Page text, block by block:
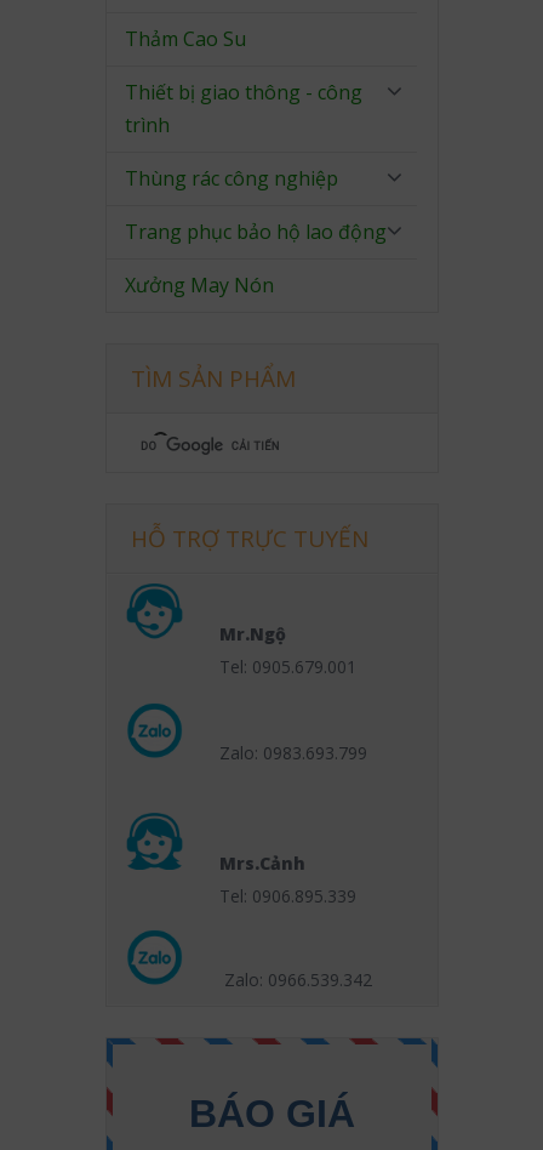
Thảm Cao Su
Thiết bị giao thông - công
trình
Thùng rác công nghiệp
Trang phục bảo hộ lao động
Xưởng May Nón
TÌM SẢN PHẨM
HỖ TRỢ TRỰC TUYẾN
Mr.Ngộ
Tel: 0905.679.001
Zalo: 0983.693.799
Mrs.Cảnh
Tel: 0906.895.339
Zalo: 0966.539.342